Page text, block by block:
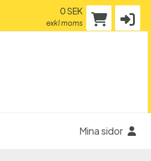
0 SEK
exkl moms
Mina sidor